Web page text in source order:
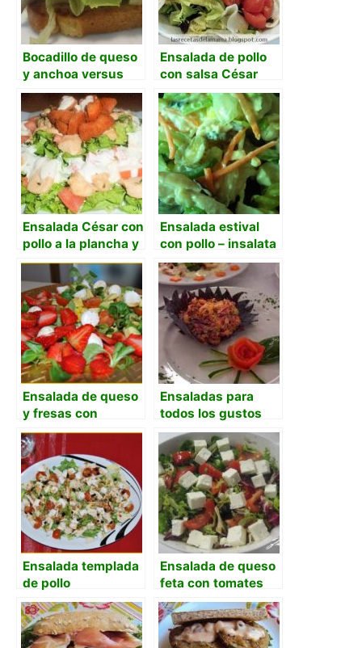
Bocadillo de queso
y anchoa versus
ensalada cesar
Ensalada de pollo
con salsa César
Ensalada César con
pollo a la plancha y
aliño de limón
Ensalada estival
con pollo – insalata
estiva di pollo
Ensalada de queso
y fresas con
vinagreta de miel
Ensaladas para
todos los gustos
Ensalada templada
de pollo
Ensalada de queso
feta con tomates
de rama y mezclum